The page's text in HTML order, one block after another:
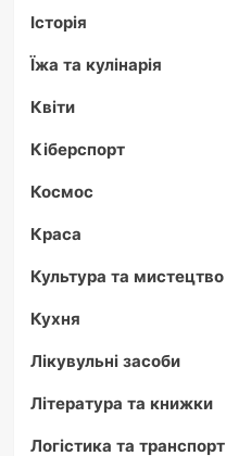
Історія
Їжа та кулінарія
Квіти
Кіберспорт
Космос
Краса
Культура та мистецтво
Кухня
Лікувульні засоби
Література та книжки
Логістика та транспорт